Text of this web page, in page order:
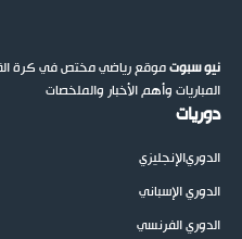
نيو سبوتموقع رياضي مختص في كرة
المباريات وأهم الأخبار والملخصات
دوريات
الدوريالإنجليزي
الدوري الإسباني
الدوري الفرنسي